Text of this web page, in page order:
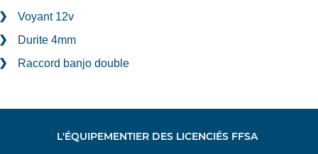
Voyant 12v
Durite 4mm
Raccord banjo double
L'ÉQUIPEMENTIER DES LICENCIÉS FFSA